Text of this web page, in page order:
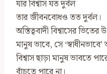
যার বিশ্বাস যত দুর্বল
তার জীবনবোধও তত দুর্বল।
অস্তিত্ববাদী বিশ্বাসের ভিতের
মানুষ ভাবে, সে
বিশ্বাস ছাড়া মানুষ ভাবতে